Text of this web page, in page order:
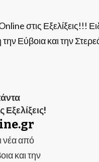
στις Εξελίξεις!!!
Εύβοια και την
νέα από
και την